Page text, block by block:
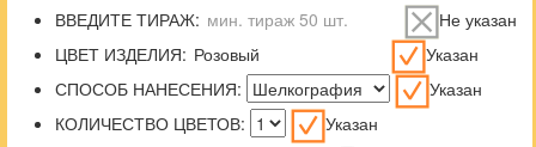
ВВЕДИТЕ ТИРАЖ:
Не указан
ЦВЕТ ИЗДЕЛИЯ:
Указан
СПОСОБ НАНЕСЕНИЯ:
Указан
КОЛИЧЕСТВО ЦВЕТОВ:
Указан